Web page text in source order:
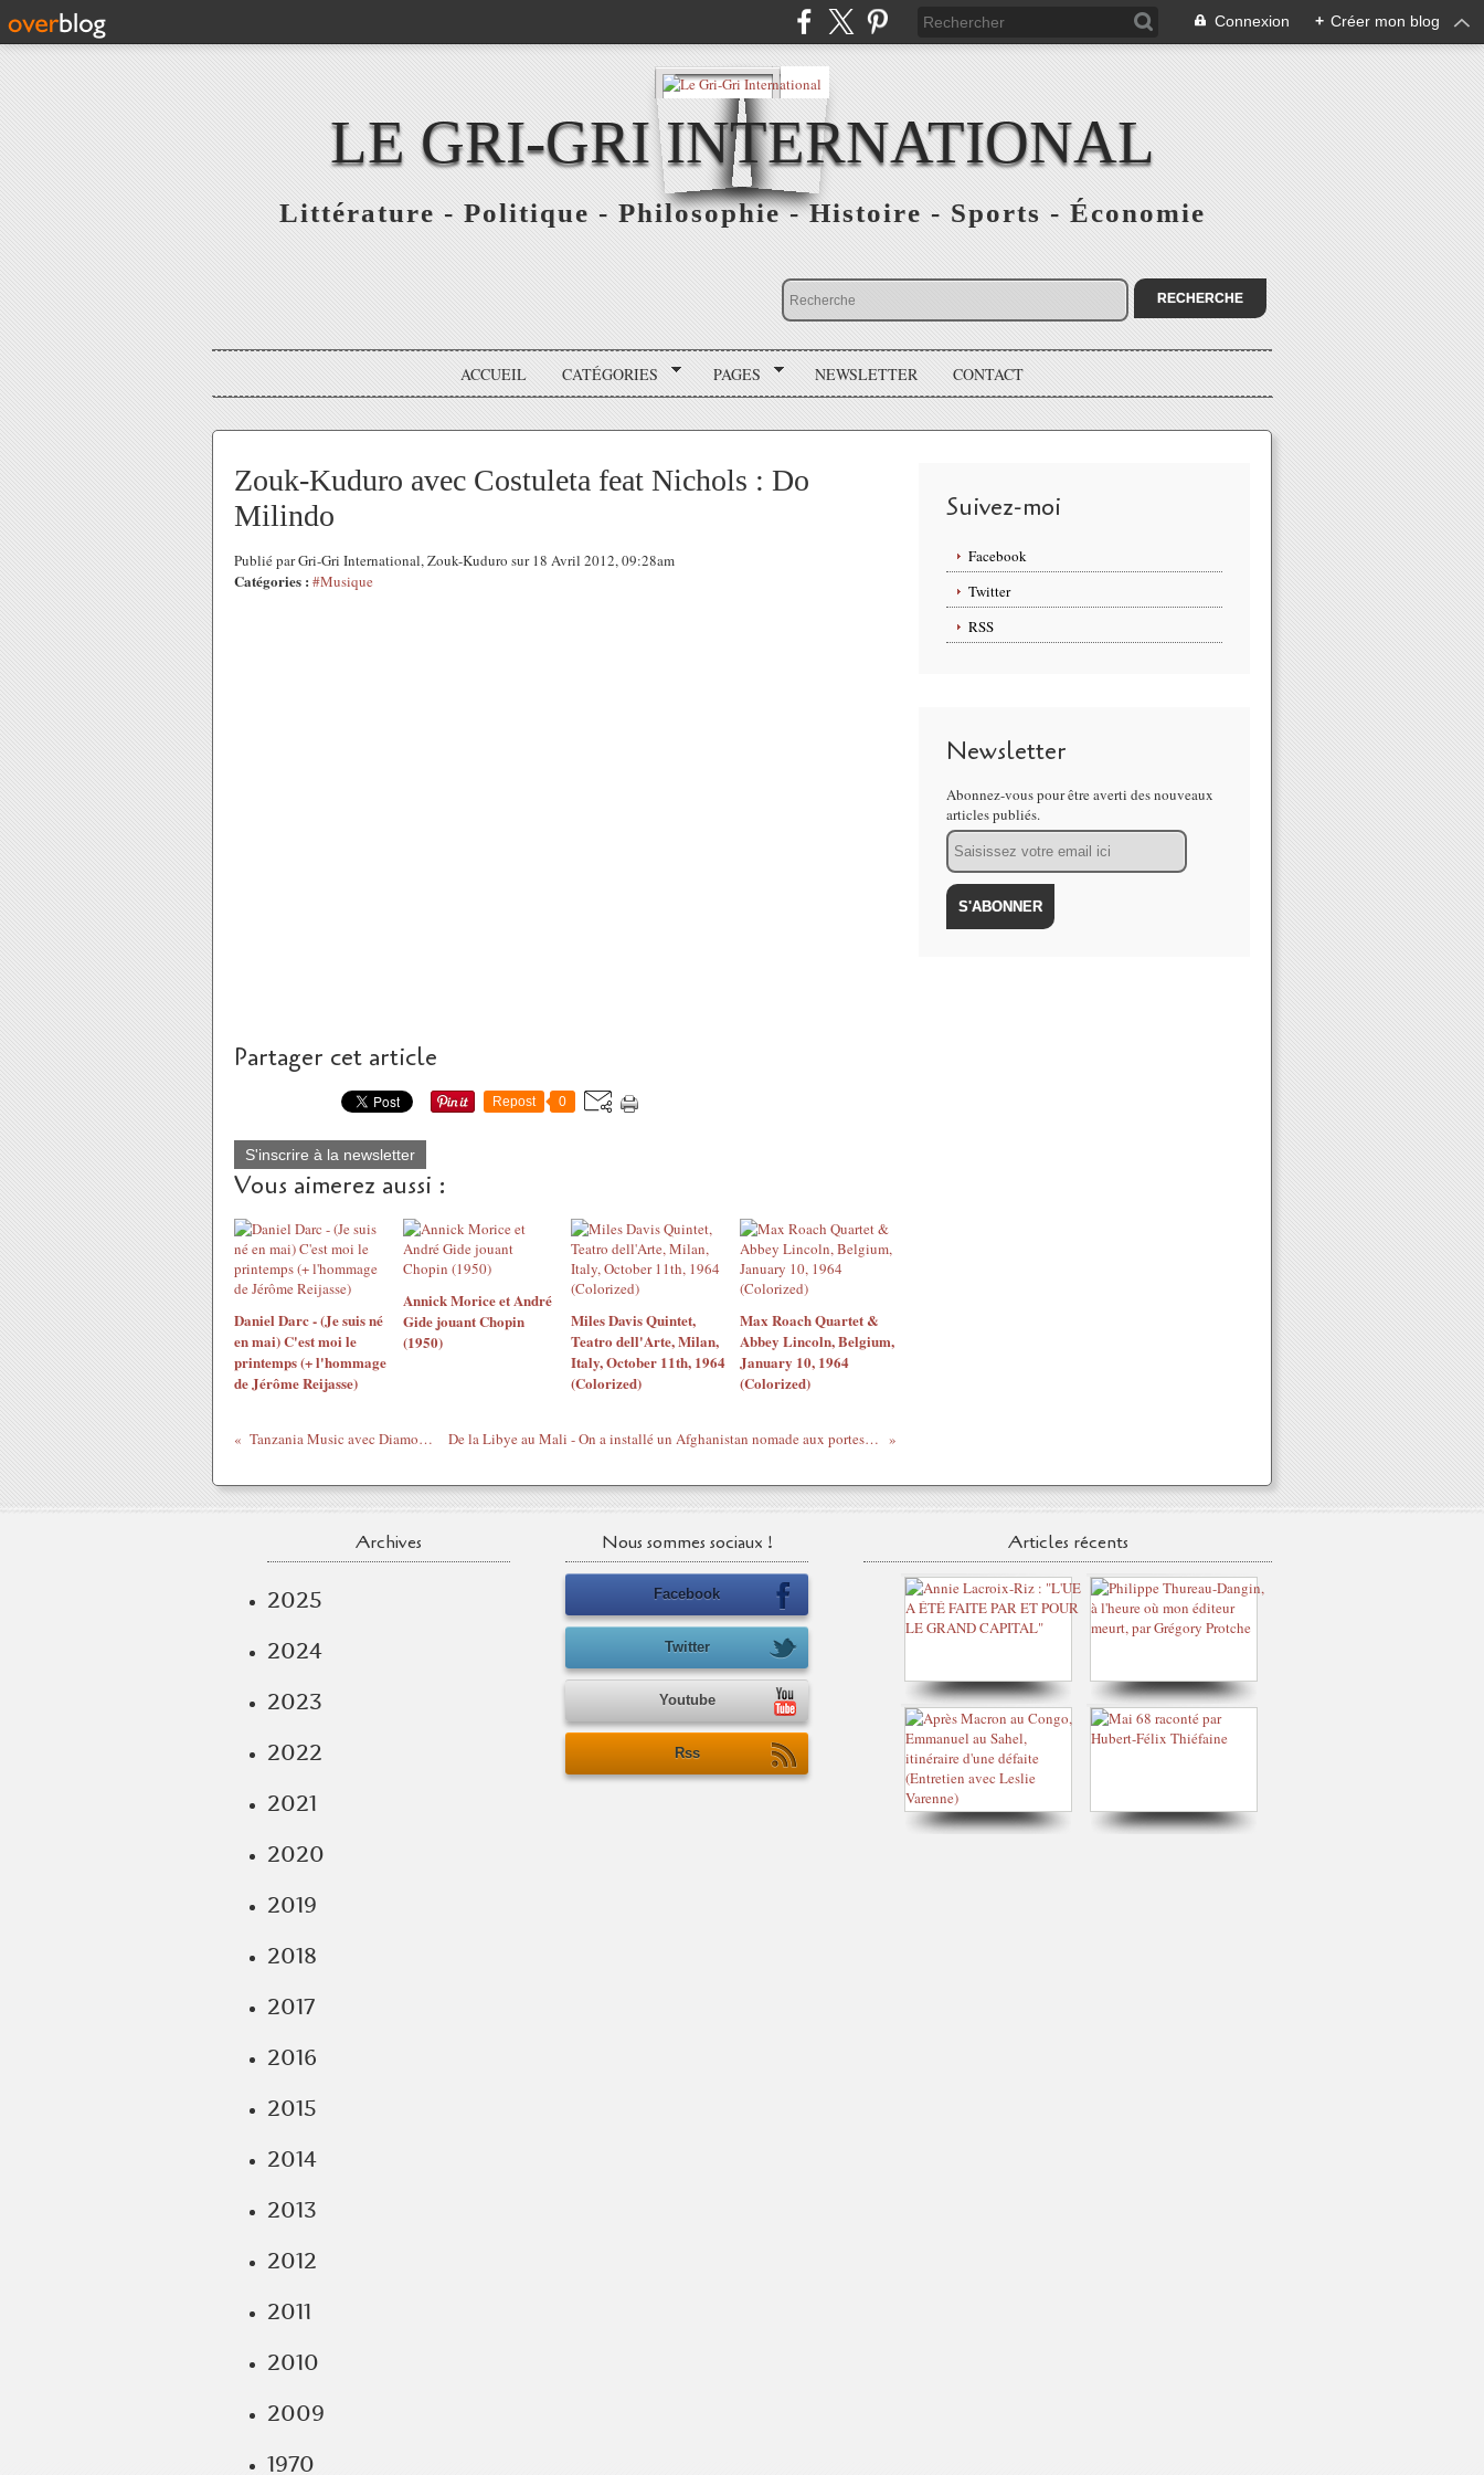
Connexion + Créer mon blog
LE GRI-GRI INTERNATIONAL
Littérature - Politique - Philosophie - Histoire - Sports - Économie
ACCUEIL CATÉGORIES PAGES NEWSLETTER CONTACT
Zouk-Kuduro avec Costuleta feat Nichols : Do
Milindo
Publié par Gri-Gri International, Zouk-Kuduro sur 18 Avril 2012, 09:28am
Catégories : #Musique
Partager cet article
Repost 0
S'inscrire à la newsletter
Vous aimerez aussi :
Daniel Darc - (Je suis né
en mai) C'est moi le
printemps (+ l'hommage
de Jérôme Reijasse)
Annick Morice et André
Gide jouant Chopin
(1950)
Miles Davis Quintet,
Teatro dell'Arte, Milan,
Italy, October 11th, 1964
(Colorized)
Max Roach Quartet &
Abbey Lincoln, Belgium,
January 10, 1964
(Colorized)
Tanzania Music avec Diamond : Mbagala De la Libye au Mali - On a installé un Afghanistan nomade aux portes de la France - Michel Galy
Suivez-moi
Facebook
Twitter
RSS
Newsletter
Abonnez-vous pour être averti des nouveaux
articles publiés.
Email
Archives
2025
2024
2023
2022
2021
2020
2019
2018
2017
2016
2015
2014
2013
2012
2011
2010
2009
1970
Nous sommes sociaux !
Facebook
Twitter
Youtube
Rss
Articles récents